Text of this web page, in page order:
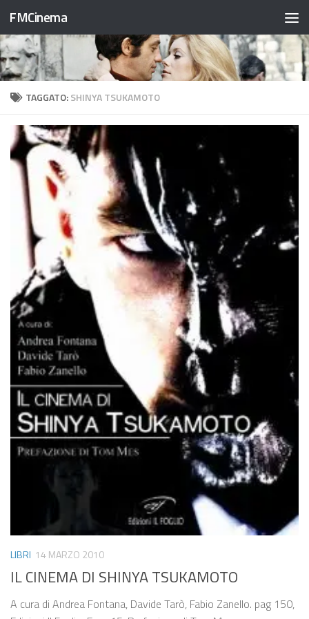
Salta al contenuto
FMCinema
TAGGATO:SHINYA TSUKAMOTO
LIBRI 14 MARZO 2010
IL CINEMA DI SHINYA TSUKAMOTO
A cura di Andrea Fontana, Davide Tarò, Fabio Zanello. pag 150,